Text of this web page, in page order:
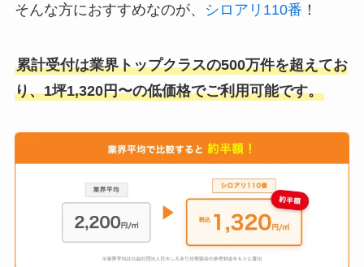
そんな方におすすめなのが、 シロアリ110番 ！
累計受付は業界トップクラスの500万件を超えてお
り、1坪1,320円〜の低価格でご利用可能です。